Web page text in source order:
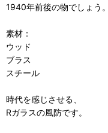
1940年前後の物でしょう。
素材：
ウッド
ブラス
スチール
時代を感じさせる、
Rガラスの風防です。